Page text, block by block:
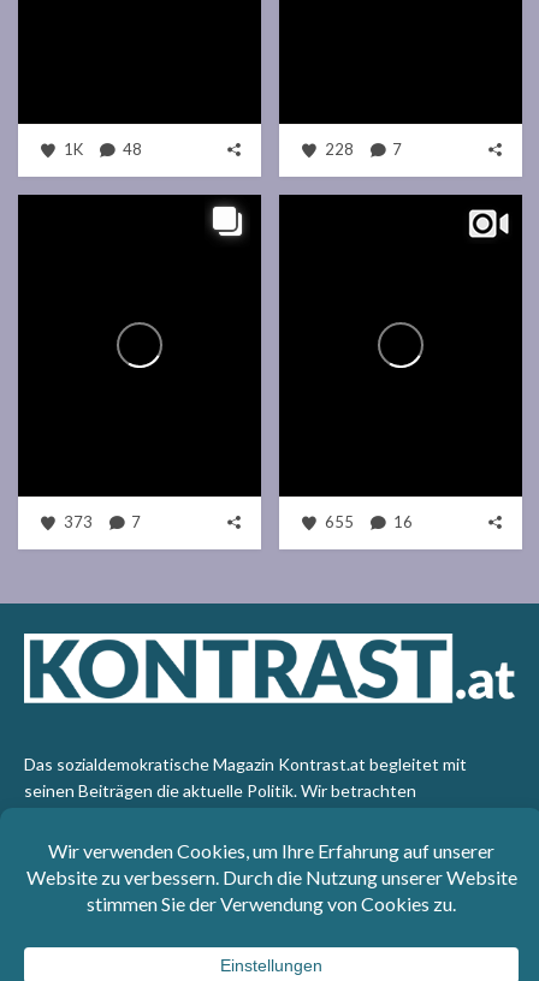
1K 48 228 7
373 7 655 16
Das sozialdemokratische Magazin Kontrast.at begleitet mit
seinen Beiträgen die aktuelle Politik. Wir betrachten
emanzipatorischen Standpunkt aus. Kontrast wirft den Blick der
sozialen Gerechtigkeit auf die Welt.
: SPÖ-Klub - 1017 Wien - Telefon: +43 1 40110-
3393 - e-mail: redaktion@kontrast.at -